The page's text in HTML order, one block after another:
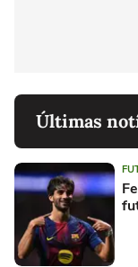
Últimas